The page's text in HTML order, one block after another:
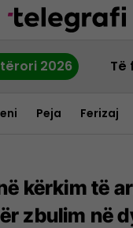
2026 Të
Peja Ferizaj
kërkim të
zbulim në